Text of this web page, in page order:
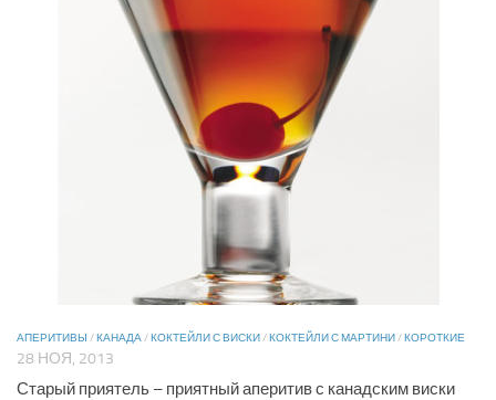
АПЕРИТИВЫ /КАНАДА/КОКТЕЙЛИ С ВИСКИ/КОКТЕЙЛИ С МАРТИНИ/КОРОТКИЕ
28 НОЯ, 2013
Старый приятель – приятный аперитив с канадским виски